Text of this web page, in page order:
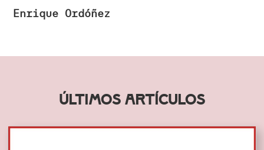
Enrique Ordóñez
Últimos artículos